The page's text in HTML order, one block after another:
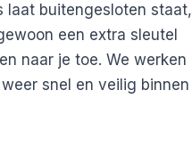
laat buitengesloten staat,
een extra sleutel
naar je toe. We werken
snel en veilig binnen